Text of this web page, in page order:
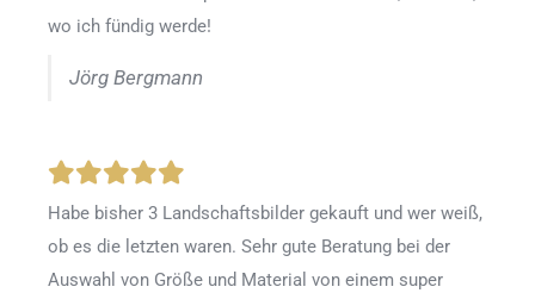
wo ich fündig werde!
Jörg Bergmann
Habe bisher 3 Landschaftsbilder gekauft und wer weiß,
ob es die letzten waren. Sehr gute Beratung bei der
Auswahl von Größe und Material von einem super